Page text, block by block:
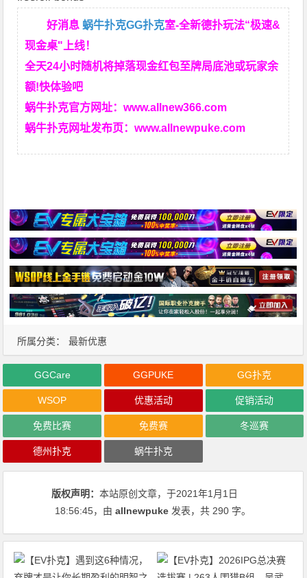
好消息 蜗牛扑克GG扑克室-全新德扑玩法“极速&
现金桌"上线！
全天24小时随机将掉落现金红包至牌局底池或玩家余
额!快体验吧
蜗牛扑克官方网址：www.allnew366.com
蜗牛扑克网址发布页：www.allnewpuke.com
所属分类： 最新优惠
GGCare GGPUKE GG扑克
WSOP 优惠活动 促销活动
免费比赛 免费赛 冬巡赛
德州扑克 蜗牛扑克
版权声明：本站原创文章，于2021年1月1日
18:56:45，由allnewpuke 发表，共 290 字。